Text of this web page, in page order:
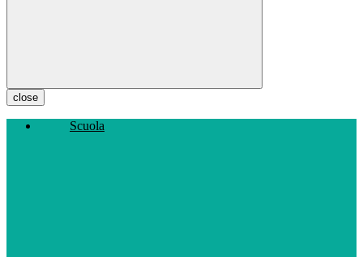
close
Scuola